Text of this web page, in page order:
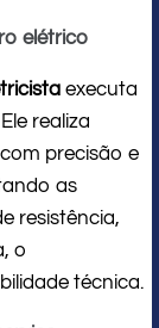
elétrico
executa
realiza
precisão e
as
resistência,
o
técnica.